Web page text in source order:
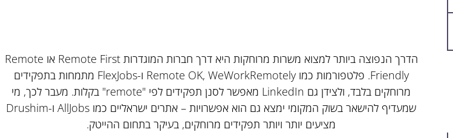
הדרך הנפוצה ביותר למצוא משרות מרוחקות היא דרך חברות המוגדרות Remote First או Remote
Friendly. פלטפורמות כמו Remote OK, WeWorkRemotely ו-FlexJobs מתמחות בתפקידים
מרוחקים בלבד, ולצידן גם LinkedIn מאפשר לסנן תפקידים לפי "remote" בקלות. מעבר לכך, מי
שמעדיף להישאר בשוק המקומי ימצא גם הוא אפשרויות – אתרים ישראליים כמו AllJobs ו-Drushim
מציעים יותר ויותר תפקידים מרוחקים, בעיקר בתחום ההייטק.